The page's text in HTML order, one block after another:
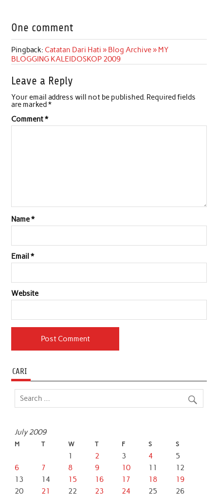
e
b
o
t
t
e
r
t
s
A
p
e
d
l
e
One comment
Pingback: Catatan Dari Hati » Blog Archive » MY
BLOGGING KALEIDOSKOP 2009
Leave a Reply
Your email address will not be published. Required fields
are marked*
Comment*
Name*
Email *
Website
CARI
July 2009
M T W T F S S
1 2 3 4
5
6
7 8 9 10 11
12
13
14 15 16 17 18
19
20
21 22 23 24 25
26